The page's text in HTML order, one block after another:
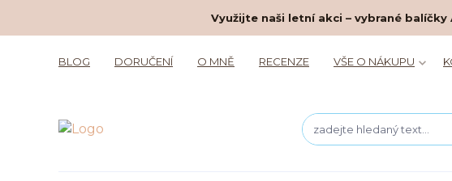
Využijte naši letní akci – vybrané
BLOG DORUČENÍ O MNĚ RECENZE VŠE O NÁKUPU